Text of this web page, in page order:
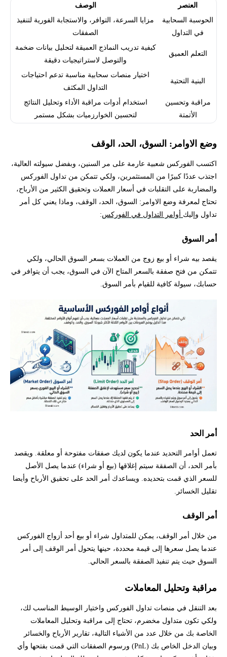
العنصر
الوصف
الحوسبة السحابية
في التداول
مزايا السرعة، التوافر، والاستجابة الفورية لتنفيذ
الصفقات
التعلم العميق
كيفية تدريب النماذج العميقة لتحليل بيانات ضخمة
والتوصل لاستراتيجيات دقيقة
البنية التحتية
اختيار منصات سحابية مناسبة تدعم احتياجات
التداول المكثف
مراقبة وتحسين
الأتمتة
استخدام أدوات مراقبة الأداء وتحليل النتائج
لتحسين الخوارزميات بشكل مستمر
وضع الاوامر: السوق، الحد، الوقف
اكتسب الفوركس شعبية عارمة على مر السنين، وبفضل سيولته العالية،
اجتذب عددًا كبيرًا من المستثمرين، ولكي تتمكن من تداول الفوركس
والمضاربة على التقلبات في أسعار العملات وتحقيق الكثير من الأرباح،
تحتاج لمعرفة وضع الاوامر: السوق، الحد، الوقف، وماذا يعني كل أمر
تداول وإليك أوامر التداول في الفوركس:
أمر السوق
يقصد بيه شراء أو بيع زوج من العملات بسعر السوق الحالي، ولكي
تتمكن من فتح صفقة بالسعر المتاح الآن في السوق، يجب أن يتوافر في
حسابك، سيولة كافية للقيام بأمر السوق.
أمر الحد
تعمل أوامر التحديد عندما يكون لديك صفقات مفتوحة أو معلقة. ويقصد
بأمر الحد، أن الصفقة سيتم إغلاقها (بيع أو شراء) عندما يصل الأصل
للسعر الذي قمت بتحديده. ويساعدك أمر الحد على تحقيق الأرباح وأيضا
تقليل الخسائر.
أمر الوقف
من خلال أمر الوقف، يمكن للمتداول شراء أو بيع أحد أزواج الفوركس
عندما يصل سعرها إلى قيمة محددة، حينها يتحول أمر الوقف إلى أمر
السوق حيث يتم تنفيذ الصفقة بالسعر الحالي.
مراقبة وتحليل المعاملات
بعد التنقل في منصات تداول الفوركس واختيار الوسيط المناسب لك،
ولكي تكون متداول مخضرم، تحتاج إلى مراقبة وتحليل المعاملات
الخاصة بك من خلال عدد من الأشياء التالية، تقارير الأرباح والخسائر
وبيان الدخل الخاص بك (PnL) ورسوم الصفقات التي قمت بفتحها وأي